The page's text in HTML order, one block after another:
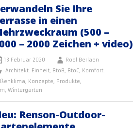
Sie Ihre
in einen
(500 –
– 2000 Zeichen + video)
13 Februar 2020
Roel Berlaen
Architekt. Einheit, BtoB, BtoC, Komfort.
, Konzepte, Produkte,
, Wintergarten
Renson-Outdoor-